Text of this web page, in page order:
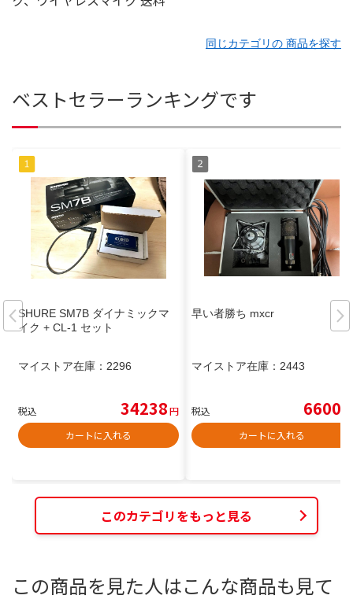
同じカテゴリの 商品を探す
ベストセラーランキングです
SHURE SM7B ダイナミックマ
イク + CL-1 セット
マイストア在庫： 2296
税込 34238円
カートに入れる
早い者勝ち mxcr
マイストア在庫： 2443
税込 6600
カートに入れる
このカテゴリをもっと見る
この商品を見た人はこんな商品も見て